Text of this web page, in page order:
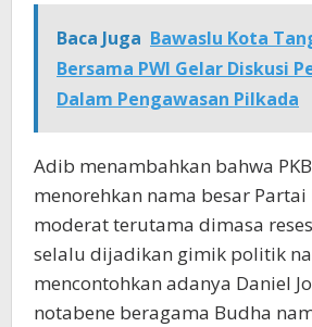
Baca Juga Bawaslu Kota
Bersama PWI Gelar Diskusi
Dalam Pengawasan Pilkada
Adib menambahkan bahwa
menorehkan nama besar
moderat terutama dimasa
selalu dijadikan gimik politik
mencontohkan adanya Daniel
notabene beragama Budha